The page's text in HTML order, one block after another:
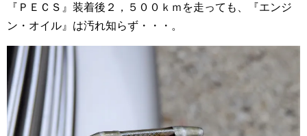
『ＰＥＣＳ』装着後２，５００ｋｍを走っても、『エンジ
ン・オイル』は汚れ知らず・・・。